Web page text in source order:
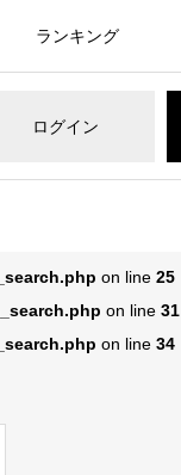
ログイン
ランキング
on line 25
on line 31
on line 34